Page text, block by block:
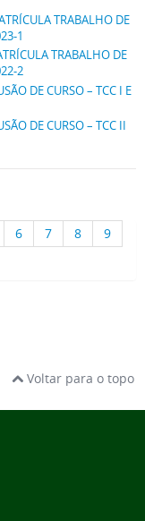
TRABALHO DE
1
TRABALHO DE
2
DE CURSO – TCC I E
DE CURSO – TCC II
6 7 8
9
Voltar para o topo